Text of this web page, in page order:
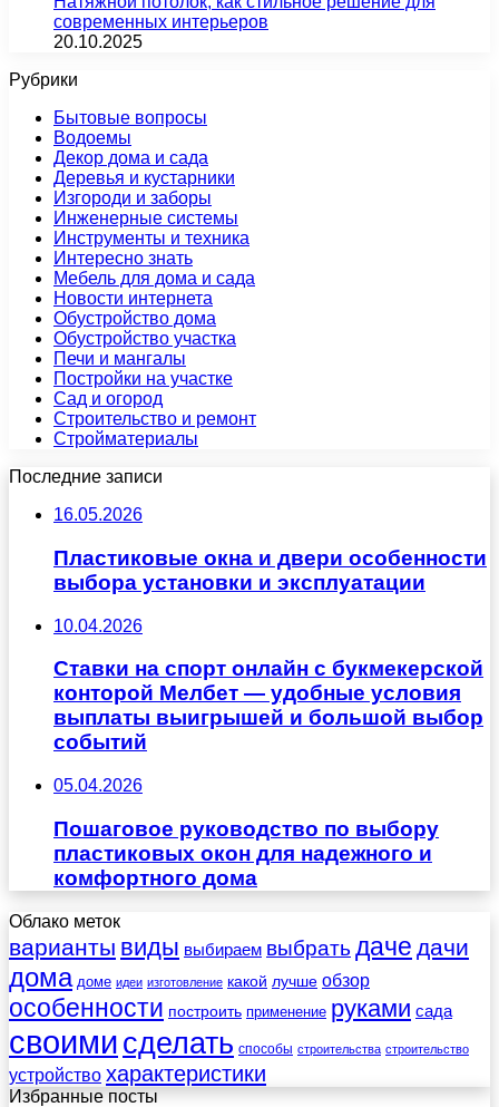
современных интерьеров
20.10.2025
Рубрики
Бытовые вопросы
Водоемы
Декор дома и сада
Деревья и кустарники
Изгороди и заборы
Инженерные системы
Инструменты и техника
Интересно знать
Мебель для дома и сада
Новости интернета
Обустройство дома
Обустройство участка
Печи и мангалы
Постройки на участке
Сад и огород
Строительство и ремонт
Стройматериалы
Последние записи
16.05.2026
Пластиковые окна и двери особенности
выбора установки и эксплуатации
10.04.2026
Ставки на спорт онлайн с букмекерской
конторой Мелбет — удобные условия
выплаты выигрышей и большой выбор
событий
05.04.2026
Пошаговое руководство по выбору
пластиковых окон для надежного и
комфортного дома
Облако меток
варианты виды выбираем выбрать даче дачи
дома доме идеи изготовление какой лучше обзор
особенности построить применение руками сада
своими сделать способы строительства строительство
устройство характеристики
Избранные посты